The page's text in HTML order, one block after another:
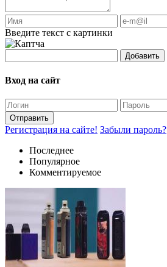
Введите текст с картинки
Добавить
Вход на сайт
Отправить
Регистрация на сайте! Забыли пароль?
Последнее
Популярное
Комментируемое